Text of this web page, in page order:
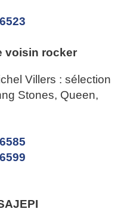
voisin rocker
Villers : sélection
Stones, Queen,